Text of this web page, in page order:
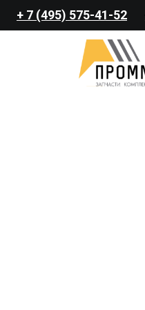
+ 7 (495) 575-41-52